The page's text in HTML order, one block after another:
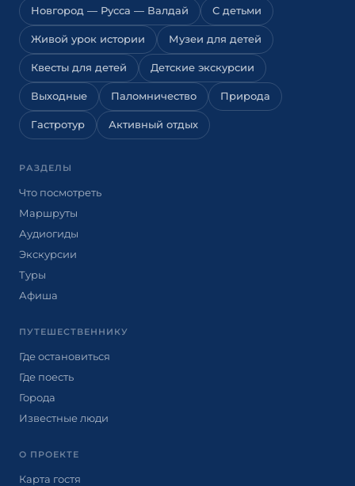
Новгород — Русса — Валдай С детьми
Живой урок истории Музеи для детей
Квесты для детей Детские экскурсии
Выходные Паломничество Природа
Гастротур Активный отдых
РАЗДЕЛЫ
Что посмотреть
Маршруты
Аудиогиды
Экскурсии
Туры
Афиша
ПУТЕШЕСТВЕННИКУ
Где остановиться
Где поесть
Города
Известные люди
О ПРОЕКТЕ
Карта гостя